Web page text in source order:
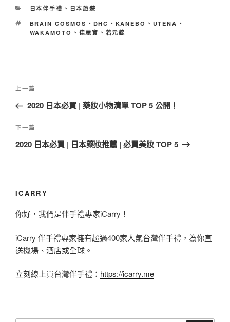
分
日本伴手禮 、 日本旅遊
標
籤
BRAIN COSMOS 、 DHC 、 KANEBO 、 UTENA 、
WAKAMOTO 、 佳麗寶 、 若元錠
文
導
覽
上
一
文
章
上一篇
2020 日本必買 | 藥妝小物清單 TOP 5 公開！
下
一
下一篇
2020 日本必買 | 日本藥妝推薦 | 必買美妝 TOP 5
ICARRY
你好，我們是伴手禮專家iCarry！
iCarry 伴手禮專家擁有超過400家人氣台灣伴手禮，為你直
送機場、酒店或全球。
立刻線上買台灣伴手禮： https://icarry.me